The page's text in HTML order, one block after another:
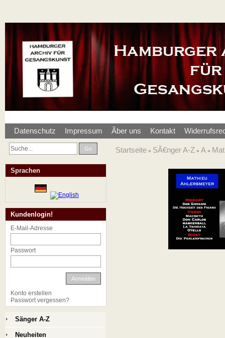
Datenschutz Impressum Ãber uns Kontakt
Go Startseite » SÃ€nger A-Z » A »
Sprachen
Kundenlogin!
E-Mail-Adresse
Passwort
Anmelden
Konto erstellen
Passwort vergessen?
Sänger A-Z
Neuheiten